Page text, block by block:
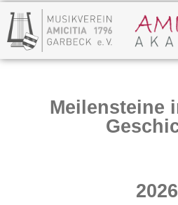
Meilensteine
2026